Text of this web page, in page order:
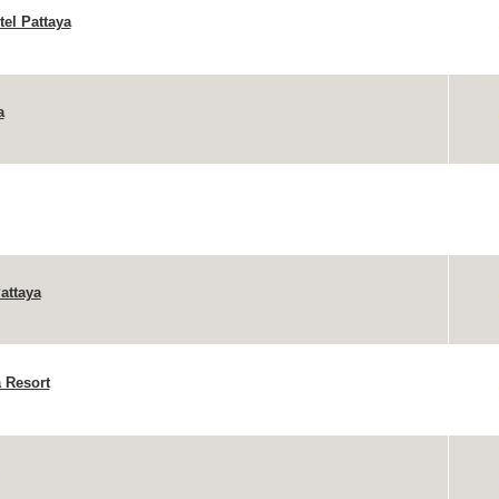
Pattaya
Resort